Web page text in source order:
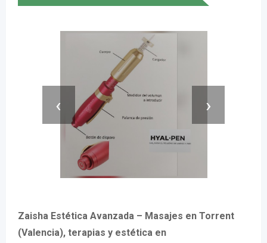
‹ ›
Zaisha Estética Avanzada – Masajes en Torrent
(Valencia), terapias y estética en